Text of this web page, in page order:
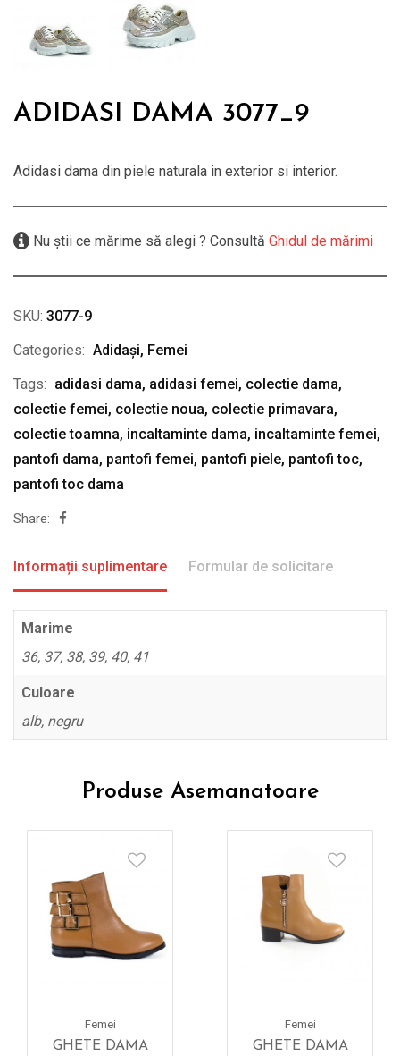
ADIDASI DAMA 3077_9
Adidasi dama din piele naturala in exterior si interior.
Nu știi ce mărime să alegi ? Consultă Ghidul de mărimi
SKU: 3077-9
Categories: Adidași, Femei
Tags: adidasi dama, adidasi femei, colectie dama,
colectie femei, colectie noua, colectie primavara,
colectie toamna, incaltaminte dama, incaltaminte femei,
pantofi dama, pantofi femei, pantofi piele, pantofi toc,
pantofi toc dama
Share:
Informații suplimentare Formular de solicitare
Marime
36, 37, 38, 39, 40, 41
Culoare
alb, negru
Produse Asemanatoare
Femei
GHETE DAMA
Femei
GHETE DAMA